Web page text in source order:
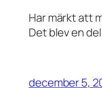
Har märkt att
Det blev en
december 5,